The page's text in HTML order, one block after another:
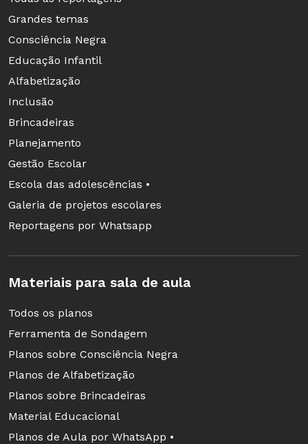
Grandes temas
Consciência Negra
Educação Infantil
Alfabetização
Inclusão
Brincadeiras
Planejamento
Gestão Escolar
Escola das adolescências •
Galeria de projetos escolares
Reportagens por Whatsapp
Materiais para sala de aula
Todos os planos
Ferramenta de Sondagem
Planos sobre Consciência Negra
Planos de Alfabetização
Planos sobre Brincadeiras
Material Educacional
Planos de Aula por WhatsApp •